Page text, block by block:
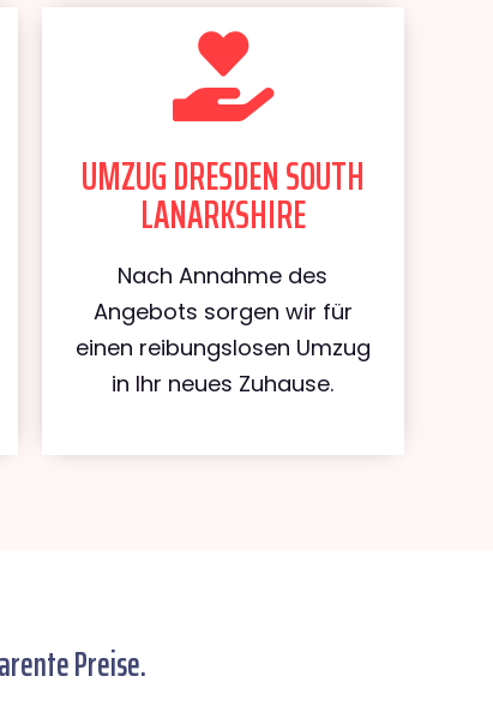
UMZUG DRESDEN SOUTH
LANARKSHIRE
Nach Annahme des
Angebots sorgen wir für
einen reibungslosen Umzug
in Ihr neues Zuhause.
Preise.